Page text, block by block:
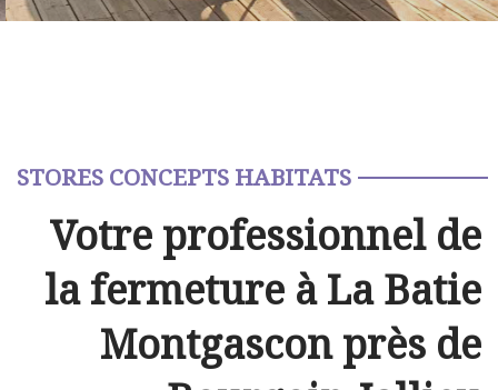
STORES CONCEPTS HABITATS
Votre professionnel de
la fermeture à La Batie
Montgascon près de